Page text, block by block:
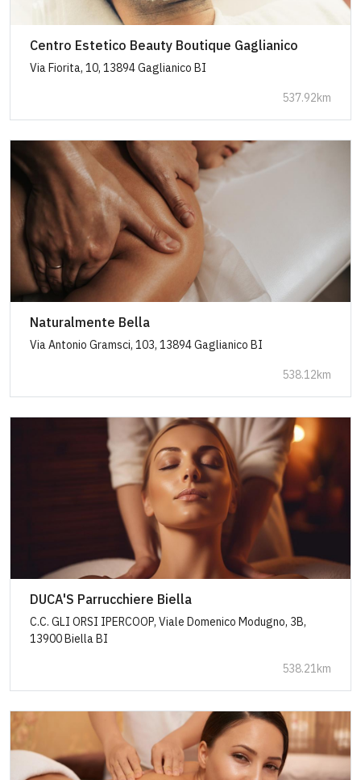
Centro Estetico Beauty Boutique Gaglianico
Via Fiorita, 10, 13894 Gaglianico BI
537.92km
Naturalmente Bella
Via Antonio Gramsci, 103, 13894 Gaglianico BI
538.12km
DUCA'S Parrucchiere Biella
C.C. GLI ORSI IPERCOOP, Viale Domenico Modugno, 3B,
13900 Biella BI
538.21km